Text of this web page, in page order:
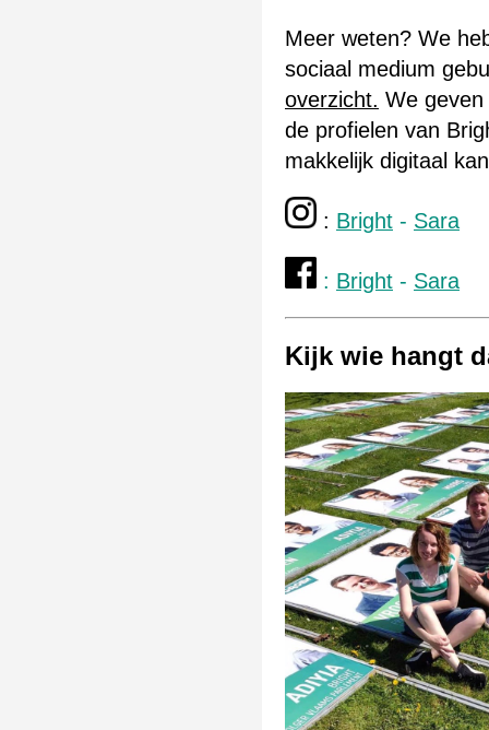
Meer weten? We
sociaal medium
overzicht. We
de profielen van
makkelijk digitaal
: Bright - Sara
: Bright - Sara
Kijk wie hangt